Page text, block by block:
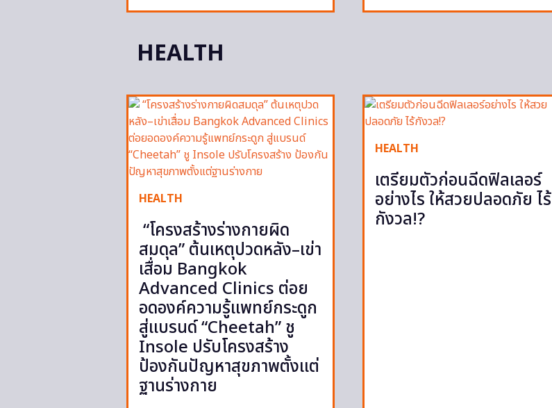
HEALTH
HEALTH
“โครงสร้างร่างกายผิด
สมดุล” ต้นเหตุปวดหลัง–เข่า
เสื่อม Bangkok
Advanced Clinics ต่อย
อดองค์ความรู้แพทย์กระดูก
สู่แบรนด์ “Cheetah” ชู
Insole ปรับโครงสร้าง
ป้องกันปัญหาสุขภาพตั้งแต่
ฐานร่างกาย
HEALTH
เตรียมตัวก่อนฉีดฟิลเลอร์
อย่างไร ให้สวยปลอดภัย ไร้
กังวล!?